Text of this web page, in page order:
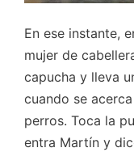
En ese instante,
mujer de
capucha y lleva
cuando se
perros. Toca la
entra Martín y